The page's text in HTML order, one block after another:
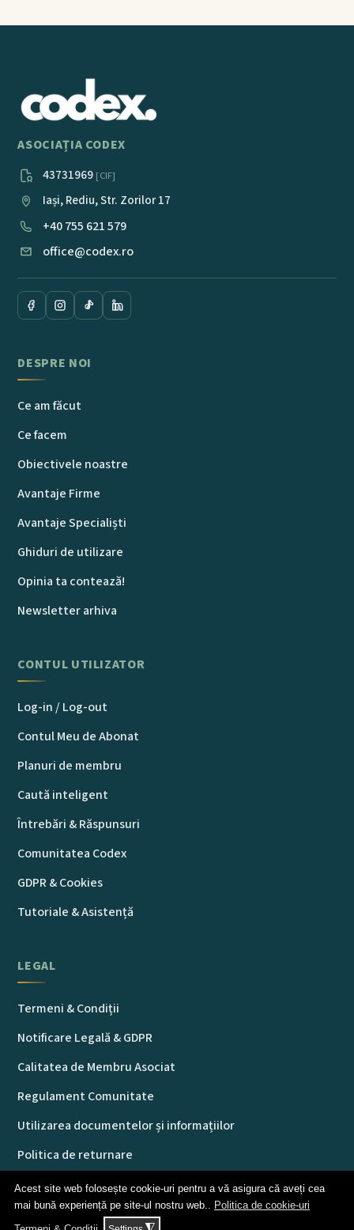
Acest site web folosește cookie-uri pentru a vă asigura că aveți cea
mai bună experiență pe site-ul nostru web..
Politica de cookie-uri
ASOCIAȚIA CODEX
43731969 [CIF]
Iași, Rediu, Str. Zorilor 17
+40 755 621 579
office@codex.ro
DESPRE NOI
Ce am făcut
Ce facem
Obiectivele noastre
Avantaje Firme
Avantaje Specialiști
Ghiduri de utilizare
Opinia ta contează!
Newsletter arhiva
CONTUL UTILIZATOR
Log-in / Log-out
Contul Meu de Abonat
Planuri de membru
Caută inteligent
Întrebări & Răspunsuri
Comunitatea Codex
GDPR & Cookies
Tutoriale & Asistență
LEGAL
Termeni & Condiții
Notificare Legală & GDPR
Calitatea de Membru Asociat
Regulament Comunitate
Utilizarea documentelor și informațiilor
Politica de returnare
Licența Codex